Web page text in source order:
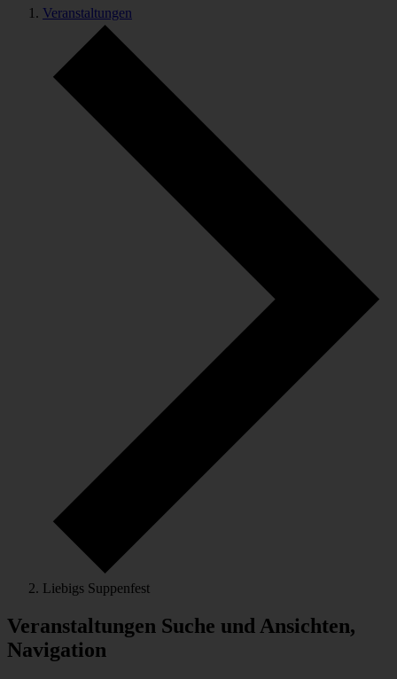
Veranstaltungen
Liebigs Suppenfest
Veranstaltungen Suche und Ansichten,
Navigation